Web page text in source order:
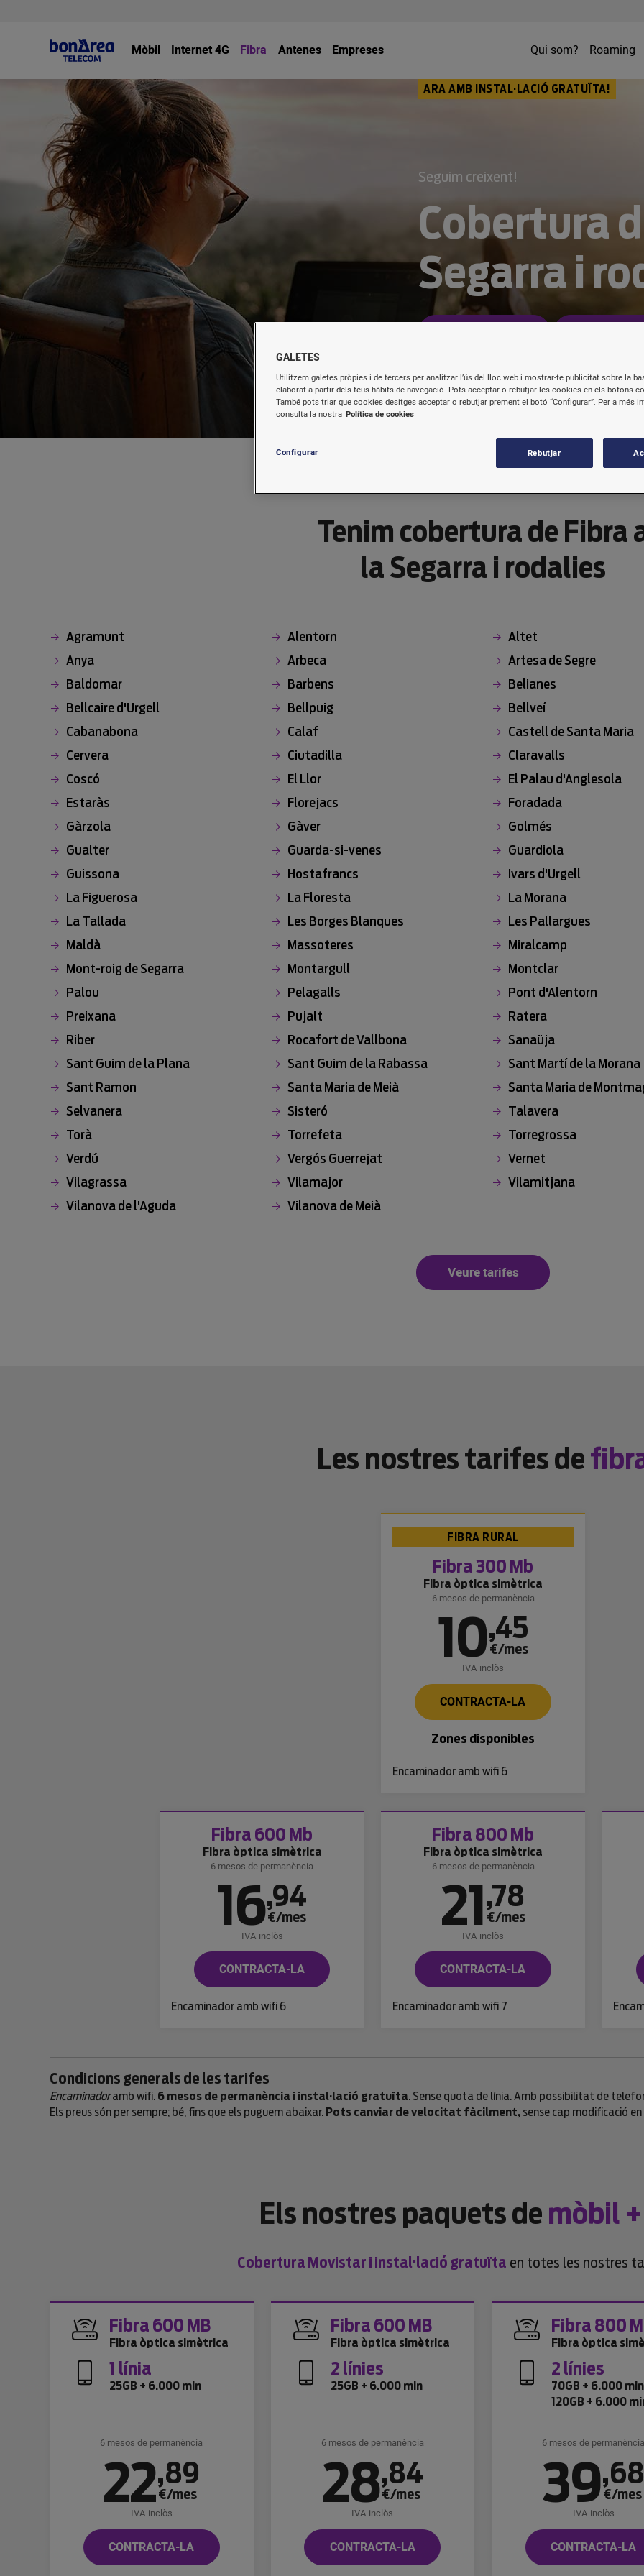
Mòbil Internet 4G Fibra Antenes Empreses Qui som? Roaming
ARA AMB INSTAL·LACIÓ GRATUÏTA!
Seguim creixent!
Cobertura
Segarra i
Tenim cobertura de Fibra
la Segarra i rodalies
Agramunt Alentorn
Altet
Anya
Arbeca
Artesa de Segre
Baldomar
Barbens
Belianes
Bellcaire d'Urgell
Bellpuig
Bellveí
Cabanabona
Calaf
Castell de Santa Maria
Cervera
Ciutadilla
Claravalls
Coscó
El Llor
El Palau d'Anglesola
Estaràs
Florejacs
Foradada
Gàrzola
Gàver
Golmés
Gualter
Guarda-si-venes
Guardiola
Guissona
Hostafrancs
Ivars d'Urgell
La Figuerosa
La Floresta
La Morana
La Tallada
Les Borges Blanques
Les Pallargues
Maldà
Massoteres
Miralcamp
Mont-roig de Segarra
Montargull
Montclar
Palou
Pelagalls
Pont d'Alentorn
Preixana
Pujalt
Ratera
Riber
Rocafort de Vallbona
Sanaüja
Sant Guim de la Plana
Sant Guim de la Rabassa
Sant Martí de la Morana
Sant Ramon
Santa Maria de Meià
Santa Maria de
Selvanera
Sisteró
Talavera
Torà
Torrefeta
Torregrossa
Verdú
Vergós Guerrejat
Vernet
Vilagrassa
Vilamajor
Vilamitjana
Vilanova de l'Aguda
Vilanova de Meià
Veure tarifes
Les nostres tarifes de
FIBRA RURAL
Fibra 300 Mb
Fibra òptica simètrica
6 mesos de permanència
10,45
€/mes
IVA inclòs
CONTRACTA-LA
Zones disponibles
Encaminador amb wifi 6
Fibra 600 Mb
Fibra òptica simètrica
6 mesos de permanència
16,94
€/mes
IVA inclòs
CONTRACTA-LA
Encaminador amb wifi 6
Fibra 800 Mb
Fibra òptica simètrica
6 mesos de permanència
21,78
€/mes
IVA inclòs
CONTRACTA-LA
Encaminador amb wifi 7
Condicions generals de les tarifes
Encaminadoramb wifi. 6 mesos de permanència i instal·lació gratuïta. Sense quota de línia. Amb possibilitat de
Els preus són per sempre; bé, fins que els puguem abaixar. Pots canviar de velocitat fàcilment, sense cap modificació
Els nostres paquets de mòbil
Cobertura Movistar i instal·lació gratuïta en totes les nostres
Fibra 600 MB
Fibra òptica simètrica
1 línia
25GB + 6.000 min
6 mesos de permanència
22,89
€/mes
IVA inclòs
CONTRACTA-LA
Fibra 600 MB
Fibra òptica simètrica
2 línies
25GB + 6.000 min
6 mesos de permanència
28,84
€/mes
IVA inclòs
CONTRACTA-LA
Fibra 800
Fibra òptica
2 línies
70GB + 6.000 min
120GB + 6.000
6 mesos de
39,
€/mes
IVA inclòs
CONTRACTA-LA
GALETES
Utilitzem galetes pròpies i de tercers per analitzar l’ús del lloc web i mostrar-te publicitat sobre la
elaborat a partir dels teus hàbits de navegació. Pots acceptar o rebutjar les cookies en els botons
També pots triar que cookies desitges acceptar o rebutjar prement el botó “Configurar”. Per a més
consulta la nostra Política de cookies
Configurar Rebutjar